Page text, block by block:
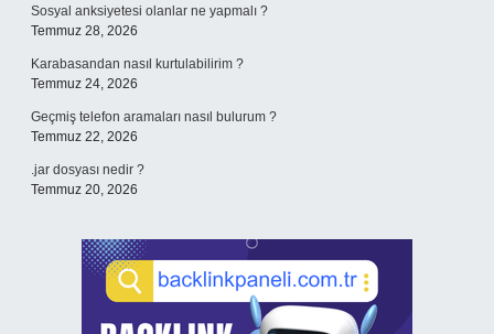
Sosyal anksiyetesi olanlar ne yapmalı ?
Temmuz 28, 2026
Karabasandan nasıl kurtulabilirim ?
Temmuz 24, 2026
Geçmiş telefon aramaları nasıl bulurum ?
Temmuz 22, 2026
.jar dosyası nedir ?
Temmuz 20, 2026